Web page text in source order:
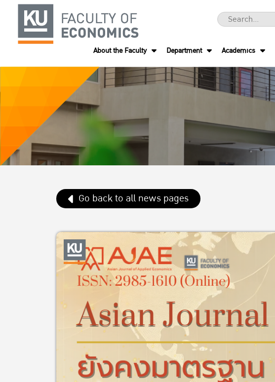
About the Faculty Department Academics
Go back to all news pages